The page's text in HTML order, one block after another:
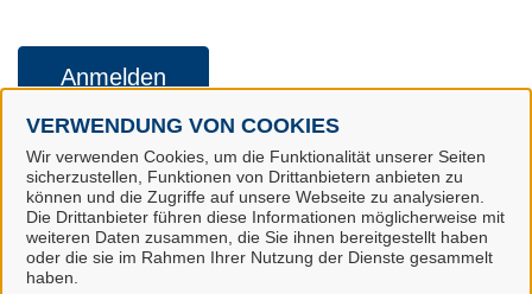
VERWENDUNG VON COOKIES
Wir verwenden Cookies, um die Funktionalität unserer Seiten
sicherzustellen, Funktionen von Drittanbietern anbieten zu
können und die Zugriffe auf unsere Webseite zu analysieren.
Die Drittanbieter führen diese Informationen möglicherweise mit
weiteren Daten zusammen, die Sie ihnen bereitgestellt haben
oder die sie im Rahmen Ihrer Nutzung der Dienste gesammelt
haben.
Anmelden
Konto erstellen Kennwort vergessen
Landkreis Harburg